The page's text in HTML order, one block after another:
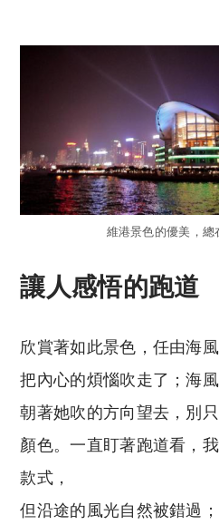
維港景色的優美，總
讓人感悟的跑道
欣賞著如此景色，任由海
把內心的煩惱吹走了；海
朝著她吹的方向望去，別
顏色。一直盯著跑道看，
款式，
但沿途的風光自然被錯過